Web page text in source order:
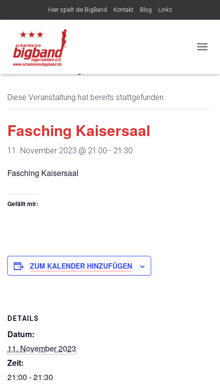
Hier spielt die BigBand Kontakt Blog Links
Veröffentlicht von
« Alle Veranstaltungen
Diese Veranstaltung hat bereits stattgefunden.
Fasching Kaisersaal
11. November 2023 @ 21:00 - 21:30
Fasching Kaisersaal
Gefällt mir:
ZUM KALENDER HINZUFÜGEN
DETAILS
Datum:
11. November 2023
Zeit:
21:00 - 21:30